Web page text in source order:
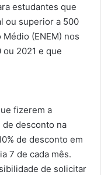
estudantes que
ou superior a 500
(ENEM) nos
ou 2021 e que
fizerem a
de desconto na
de desconto em
7 de cada mês.
de solicitar